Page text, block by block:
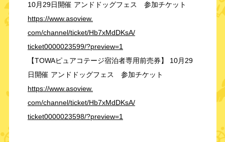
10月29日開催 アンドドッグフェス 参加チケット
https://www.asoview.
com/channel/ticket/Hb7xMdDKsA/
ticket0000023599/?preview=1
【TOWAピュアコテージ宿泊者専用前売券】 10月29
日開催 アンドドッグフェス 参加チケット
https://www.asoview.
com/channel/ticket/Hb7xMdDKsA/
ticket0000023598/?preview=1